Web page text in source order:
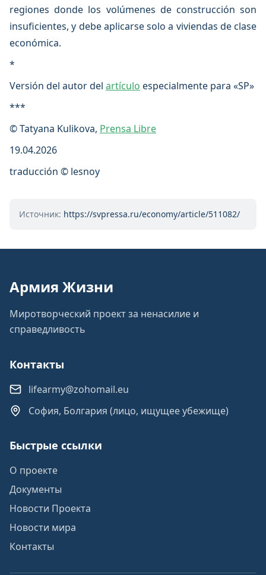
regiones donde los volúmenes de construcción son
insuficientes, y debe aplicarse solo a viviendas de clase
económica.
*
Versión del autor del artículo especialmente para «SP»
***
© Tatyana Kulikova, Prensa Libre
19.04.2026
traducción © lesnoy
Источник: https://svpressa.ru/economy/article/511082/
Армия Жизни
Миротворческий проект за ненасилие и
справедливость
Контакты
lifearmy@zohomail.eu
София, Болгария (лицо, ищущее убежище)
Быстрые ссылки
О проекте
Документы
Новости Проекта
Новости мира
Контакты